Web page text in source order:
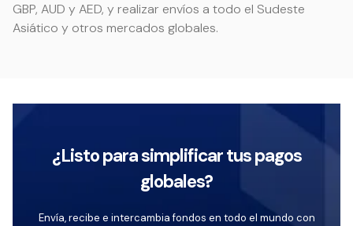
GBP, AUD y AED, y realizar envíos a todo el Sudeste
Asiático y otros mercados globales.
¿Listo para simplificar tus pagos
globales?
Envía, recibe e intercambia fondos en todo el mundo con